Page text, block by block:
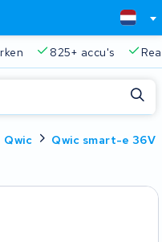
825+ accu's
Qwic Qwic smart-e 36V
Sluiten
om te zoeken